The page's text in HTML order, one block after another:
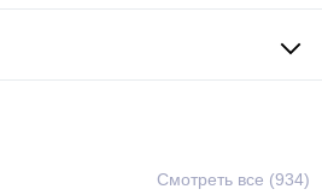
Смотреть все (934)